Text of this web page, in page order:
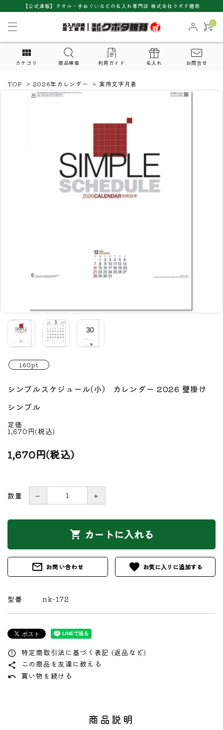
【公式通販】タオル・手ぬぐいなどの名入れ専門店 株式会社クボタ贈商
0
カテゴリ 商品検索 利用ガイド 名入れ お問合せ
TOP > 2026年カレンダー > 実用文字月表
160pt
シンプルスケジュール(小） カレンダー 2026 壁掛け
シンプル
定価
1,670円(税込)
1,670円(税込)
数量 － ＋
shopping_cart カートに入れる
mail_outline お問い合わせ favorite
型番: nk-172
error_outline 特定商取引法に基づく表記 (返品など)
share この商品を友達に教える
undo 買い物を続ける
商品説明